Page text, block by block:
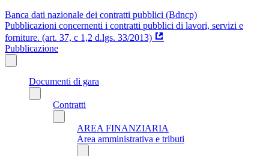
Banca dati nazionale dei contratti pubblici (Bdncp)
Pubblicazioni concernenti i contratti pubblici di lavori, servizi e
forniture. (art. 37, c 1,2 d.lgs. 33/2013)
Pubblicazione
Documenti di gara
Contratti
AREA FINANZIARIA
Area amministrativa e tributi